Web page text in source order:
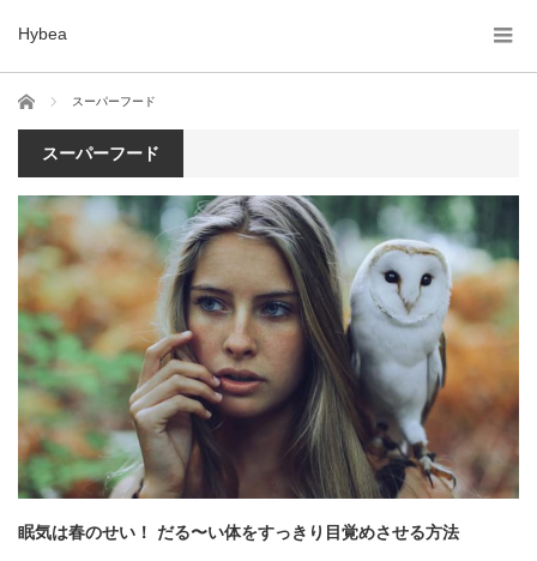
Hybea
ホーム スーパーフード
スーパーフード
眠気は春のせい！ だる〜い体をすっきり目覚めさせる方法